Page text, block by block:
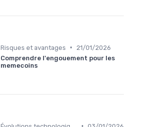
Risques et avantages •
21/01/2026
Comprendre l'engouement pour les
memecoins